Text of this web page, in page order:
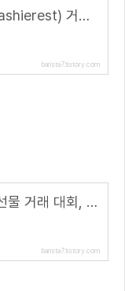
앱테크, 캐셔레스트(cashierest) 거래소 추천( 추천 코드 : 10201660 )
barista7.tistory.com
앱테크, MEXC ETH 선물 거래 대회, 30000USDT 보너스( 추천 코드 : 1LCc2 )
barista7.tistory.com